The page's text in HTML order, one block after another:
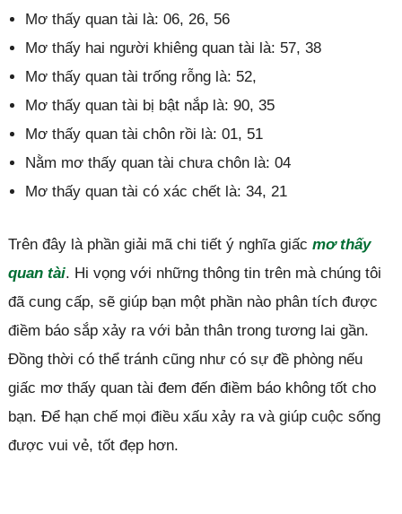
Mơ thấy quan tài là: 06, 26, 56
Mơ thấy hai người khiêng quan tài là: 57, 38
Mơ thấy quan tài trống rỗng là: 52,
Mơ thấy quan tài bị bật nắp là: 90, 35
Mơ thấy quan tài chôn rồi là: 01, 51
Nằm mơ thấy quan tài chưa chôn là: 04
Mơ thấy quan tài có xác chết là: 34, 21
Trên đây là phần giải mã chi tiết ý nghĩa giấc mơ thấy
quan tài. Hi vọng với những thông tin trên mà chúng tôi
đã cung cấp, sẽ giúp bạn một phần nào phân tích được
điềm báo sắp xảy ra với bản thân trong tương lai gần.
Đồng thời có thể tránh cũng như có sự đề phòng nếu
giấc mơ thấy quan tài đem đến điềm báo không tốt cho
bạn. Để hạn chế mọi điều xấu xảy ra và giúp cuộc sống
được vui vẻ, tốt đẹp hơn.